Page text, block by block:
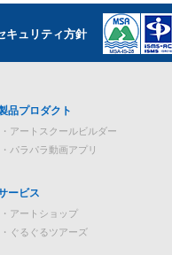
キュリティ方針
品プロダクト
アートスクールビルダー
パラパラ動画アプリ
ービス
アートショップ
ぐるぐるツアーズ